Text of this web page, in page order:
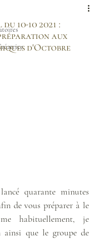
10-10 2021 :
aux
d'Octobre
quarante minutes
de vous préparer à le
habituellement, je
ainsi que le groupe de